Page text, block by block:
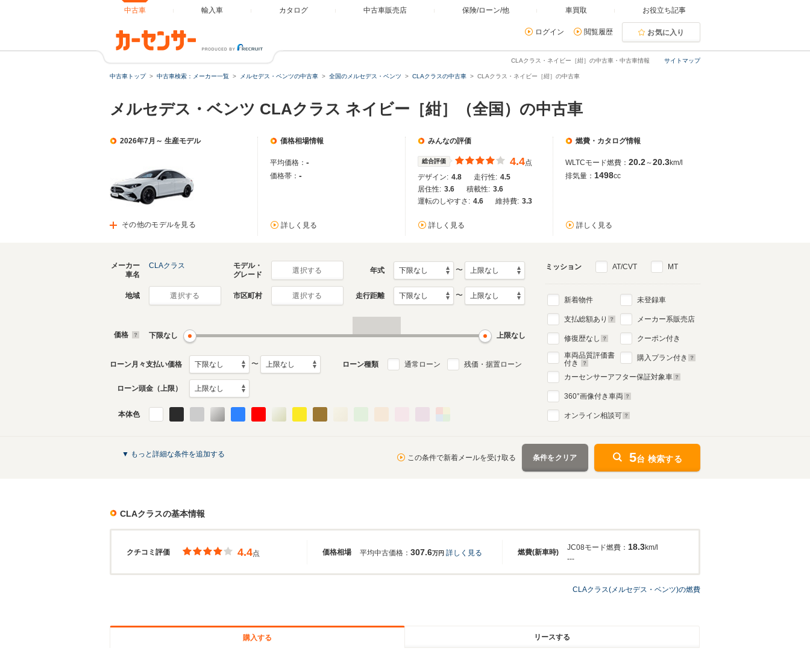
中古車 輸入車 カタログ 中古車販売店 保険/ローン/他 車買取 お役立ち記事
ログイン 閲覧履歴 お気に入り
サイトマップ
CLAクラス・ネイビー［紺］の中古車・中古車情報
中古車トップ 中古車検索：メーカー一覧 メルセデス・ベンツの中古車 全国のメルセデス・ベンツ CLAクラスの中古車 CLAクラス・ネイビー［紺］の中古車
メルセデス・ベンツ CLAクラス ネイビー［紺］（全国）の中古車
2026年7月～ 生産モデル
その他のモデルを見る
価格相場情報
平均価格： -
価格帯： -
詳しく見る
みんなの評価
総合評価 4.4点
デザイン: 4.8 走行性: 4.5
居住性: 3.6 積載性: 3.6
運転のしやすさ: 4.6 維持費: 3.3
詳しく見る
燃費・カタログ情報
WLTCモード燃費： 20.2～20.3km/l
排気量： 1498cc
詳しく見る
CLAクラスのカタログを見る
メーカー
車名
CLAクラス
モデル・
グレード
選択する 年式 〜
地域 選択する 市区町村 選択する 走行距離 〜
価格 下限なし 上限なし
ローン月々支払い価格 〜 ローン種類 通常ローン 残価・据置ローン
ローン頭金（上限）
本体色
ミッション AT/CVT MT
新着物件
支払総額あり
修復歴なし
車両品質評価書
付き
未登録車
メーカー系販売店
クーポン付き
購入プラン付き
カーセンサーアフター保証対象車
360°画像付き車両
オンライン相談可
▼ もっと詳細な条件を追加する この条件で新着メールを受け取る 条件をクリア 5台 検索する
CLAクラスの基本情報
クチコミ評価 価格相場 燃費(新車時)
4.4点 平均中古価格： 307.6万円 詳しく見る
JC08モード燃費： 18.3km/l
---
CLAクラス(メルセデス・ベンツ)の燃費
購入する リースする